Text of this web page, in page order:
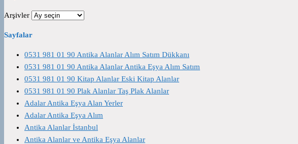
Arşivler
Sayfalar
0531 981 01 90 Antika Alanlar Alım Satım Dükkanı
0531 981 01 90 Antika Alanlar Antika Eşya Alım Satım
0531 981 01 90 Kitap Alanlar Eski Kitap Alanlar
0531 981 01 90 Plak Alanlar Taş Plak Alanlar
Adalar Antika Eşya Alan Yerler
Adalar Antika Eşya Alım
Antika Alanlar İstanbul
Antika Alanlar ve Antika Eşya Alanlar